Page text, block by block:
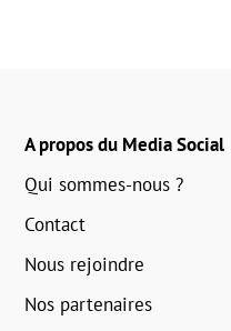
A propos du Media Social
Qui sommes-nous ?
Contact
Nous rejoindre
Nos partenaires